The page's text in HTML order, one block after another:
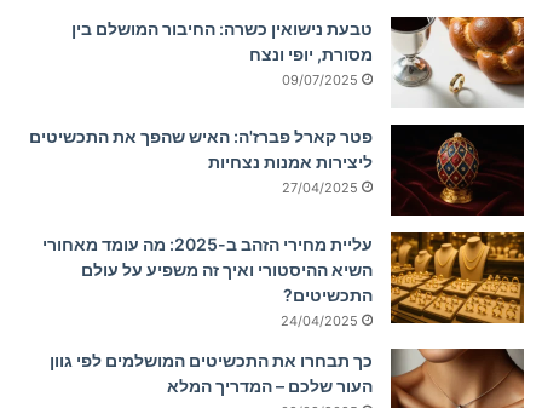
טבעת נישואין כשרה: החיבור המושלם בין
מסורת, יופי ונצח
09/07/2025
פטר קארל פברז'ה: האיש שהפך את התכשיטים
ליצירות אמנות נצחיות
27/04/2025
עליית מחירי הזהב ב-2025: מה עומד מאחורי
השיא ההיסטורי ואיך זה משפיע על עולם
התכשיטים?
24/04/2025
כך תבחרו את התכשיטים המושלמים לפי גוון
העור שלכם – המדריך המלא